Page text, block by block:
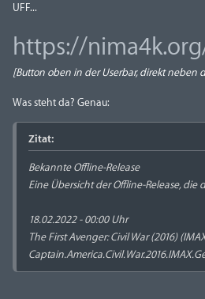
UFF...
https://
[Button oben in der Userbar, direkt
Was steht da? Genau:
Zitat:
Bekannte Offline-Release
Eine Übersicht der Offline-Release,
18.02.2022 - 00:00 Uhr
The First Avenger: Civil War (2016)